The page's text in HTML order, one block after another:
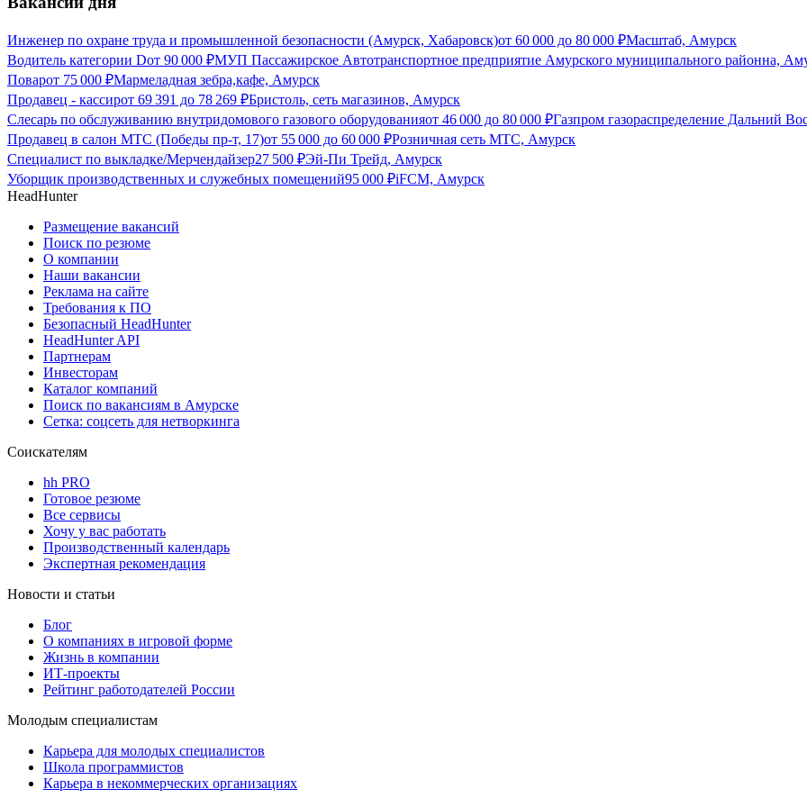
Инженер по охране труда и промышленной безопасности (Амурск, Хабаровск)от 60 000 до 80 000 ₽Масштаб, Амурск
Водитель категории Dот 90 000 ₽МУП Пассажирское Автотранспортное предприятие Амурского муниципального районна,
Поварот 75 000 ₽Мармеладная зебра,кафе, Амурск
Продавец - кассирот 69 391 до 78 269 ₽Бристоль, сеть магазинов, Амурск
Слесарь по обслуживанию внутридомового газового оборудованияот 46 000 до 80 000 ₽Газпром газораспределение Дальний
Продавец в салон МТС (Победы пр-т, 17)от 55 000 до 60 000 ₽Розничная сеть МТС, Амурск
Специалист по выкладке/Мерчендайзер27 500 ₽Эй-Пи Трейд, Амурск
Уборщик производственных и служебных помещений95 000 ₽iFCM, Амурск
HeadHunter
Размещение вакансий
Поиск по резюме
О компании
Наши вакансии
Реклама на сайте
Требования к ПО
Безопасный HeadHunter
HeadHunter API
Партнерам
Инвесторам
Каталог компаний
Поиск по вакансиям в Амурске
Сетка: соцсеть для нетворкинга
Соискателям
hh PRO
Готовое резюме
Все сервисы
Хочу у вас работать
Производственный календарь
Экспертная рекомендация
Новости и статьи
Блог
О компаниях в игровой форме
Жизнь в компании
ИТ-проекты
Рейтинг работодателей России
Молодым специалистам
Карьера для молодых специалистов
Школа программистов
Карьера в некоммерческих организациях